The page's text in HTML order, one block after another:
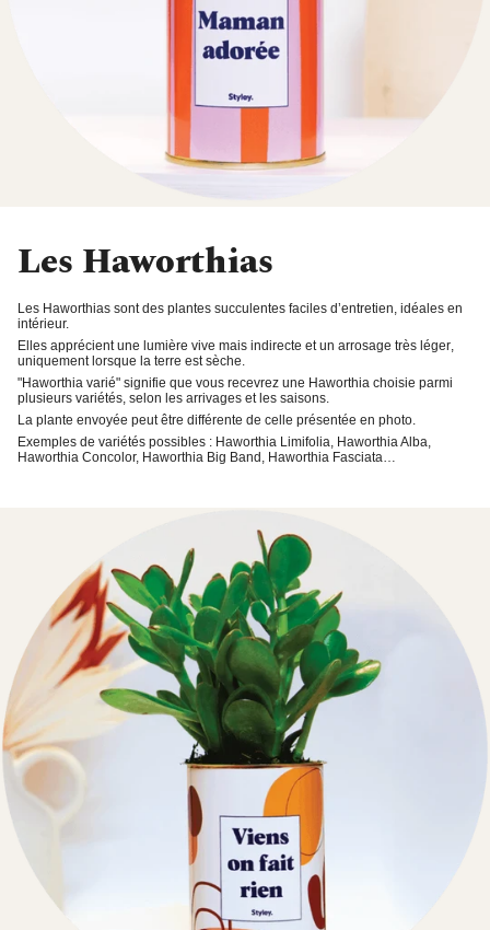
Les Haworthias
Les Haworthias sont des plantes succulentes faciles d’entretien, idéales en
intérieur.
Elles apprécient une lumière vive mais indirecte et un arrosage très léger,
uniquement lorsque la terre est sèche.
"Haworthia varié" signifie que vous recevrez une Haworthia choisie parmi
plusieurs variétés, selon les arrivages et les saisons.
La plante envoyée peut être différente de celle présentée en photo.
Exemples de variétés possibles : Haworthia Limifolia, Haworthia Alba,
Haworthia Concolor, Haworthia Big Band, Haworthia Fasciata…